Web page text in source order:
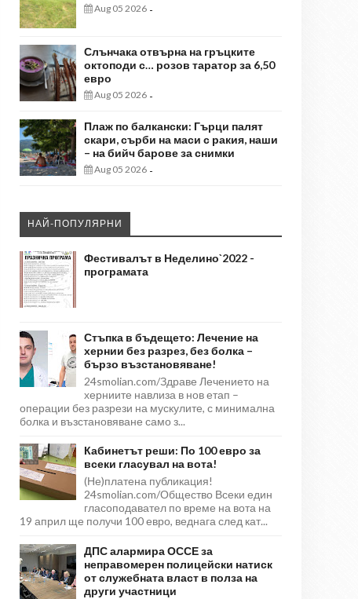
Aug 05 2026 -
Слънчака отвърна на гръцките
октоподи с… розов таратор за 6,50
евро
Aug 05 2026 -
Плаж по балкански: Гърци палят
скари, сърби на маси с ракия, наши
– на бийч барове за снимки
Aug 05 2026 -
НАЙ-ПОПУЛЯРНИ
Фестивалът в Неделино`2022 -
програмата
Стъпка в бъдещето: Лечение на
хернии без разрез, без болка –
бързо възстановяване!
24smolian.com/Здраве Лечението на
херниите навлиза в нов етап –
операции без разрези на мускулите, с минимална
болка и възстановяване само з...
Кабинетът реши: По 100 евро за
всеки гласувал на вота!
(Не)платена публикация!
24smolian.com/Общество Всеки един
гласоподавател по време на вота на
19 април ще получи 100 евро, веднага след кат...
ДПС алармира ОССЕ за
неправомерен полицейски натиск
от служебната власт в полза на
други участници